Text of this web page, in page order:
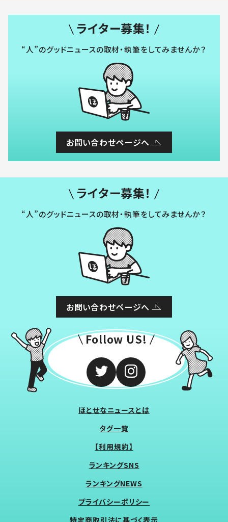
ライター募集！
“人”のグッドニュースの取材・執筆をしてみませんか？
お問い合わせページへ
ライター募集！
“人”のグッドニュースの取材・執筆をしてみませんか？
お問い合わせページへ
Follow US!
ほとせなニュースとは
タグ一覧
【利用規約】
ランキングSNS
ランキングNEWS
プライバシーポリシー
特定商取引法に基づく表示